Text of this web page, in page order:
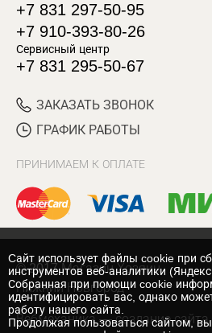
+7 831 297-50-95
+7 910-393-80-26
Сервисный центр
+7 831 295-50-67
ЗАКАЗАТЬ ЗВОНОК
ГРАФИК РАБОТЫ
ПРИНИМАЕМ К ОПЛАТЕ
© 2017 Магазин Хозяин
Нижний Новгород
Вебмеханика — создание сайта
Cайт использует файлы cookie при
инструментов веб-аналитики
Собранная при помощи cookie
идентифицировать вас, однако
работу нашего сайта.
Продолжая пользоваться сайтом, вы